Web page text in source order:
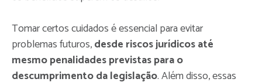
Tomar certos cuidados é essencial para evitar
problemas futuros,desde riscos jurídicos até
mesmo penalidades previstas para o
descumprimento da legislação. Além disso, essas